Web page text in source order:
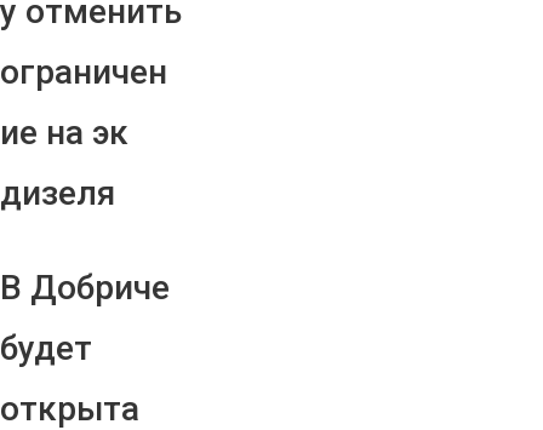
у отменить
ограничен
ие на эк
дизеля
В Добриче
будет
открыта